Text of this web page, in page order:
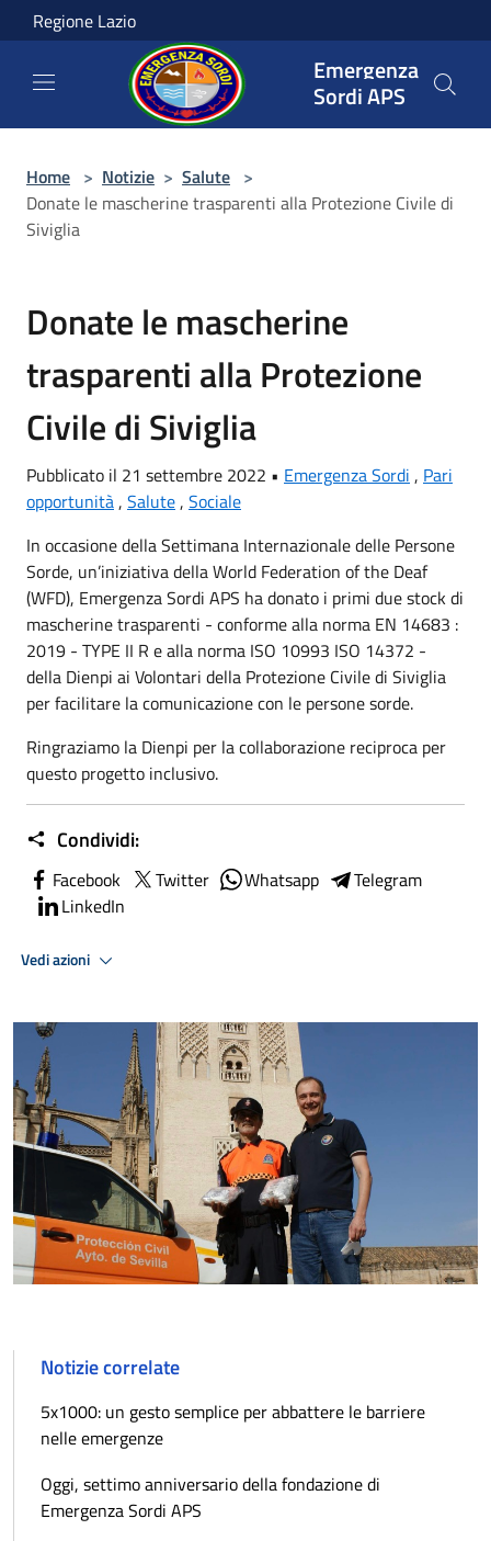
Salta al contenuto principale
Regione Lazio
Emergenza
Sordi APS
Home > Notizie > Salute >
Donate le mascherine trasparenti alla Protezione Civile di
Siviglia
Donate le mascherine
trasparenti alla Protezione
Civile di Siviglia
Pubblicato il 21 settembre 2022 • Emergenza Sordi , Pari
opportunità, Salute, Sociale
In occasione della Settimana Internazionale delle Persone
Sorde, un’iniziativa della World Federation of the Deaf
(WFD), Emergenza Sordi APS ha donato i primi due stock di
mascherine trasparenti - conforme alla norma EN 14683 :
2019 - TYPE II R e alla norma ISO 10993 ISO 14372 -
della Dienpi ai Volontari della Protezione Civile di Siviglia
per facilitare la comunicazione con le persone sorde.
Ringraziamo la Dienpi per la collaborazione reciproca per
questo progetto inclusivo.
Condividi:
Facebook Twitter Whatsapp
Telegram
LinkedIn
Vedi azioni
Notizie correlate
5x1000: un gesto semplice per abbattere le barriere
nelle emergenze
Oggi, settimo anniversario della fondazione di
Emergenza Sordi APS